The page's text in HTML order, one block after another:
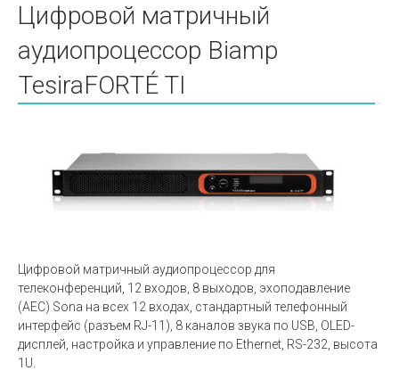
Цифровой матричный
аудиопроцессор Biamp
TesiraFORTÉ TI
Цифровой матричный аудиопроцессор для
телеконференций, 12 входов, 8 выходов, эхоподавление
(AEC) Sona на всех 12 входах, стандартный телефонный
интерфейс (разъем RJ-11), 8 каналов звука по USB, OLED-
дисплей, настройка и управление по Ethernet, RS-232, высота
1U.